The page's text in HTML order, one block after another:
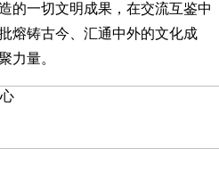
的一切文明成果，在交流互鉴中
熔铸古今、汇通中外的文化成
力量。